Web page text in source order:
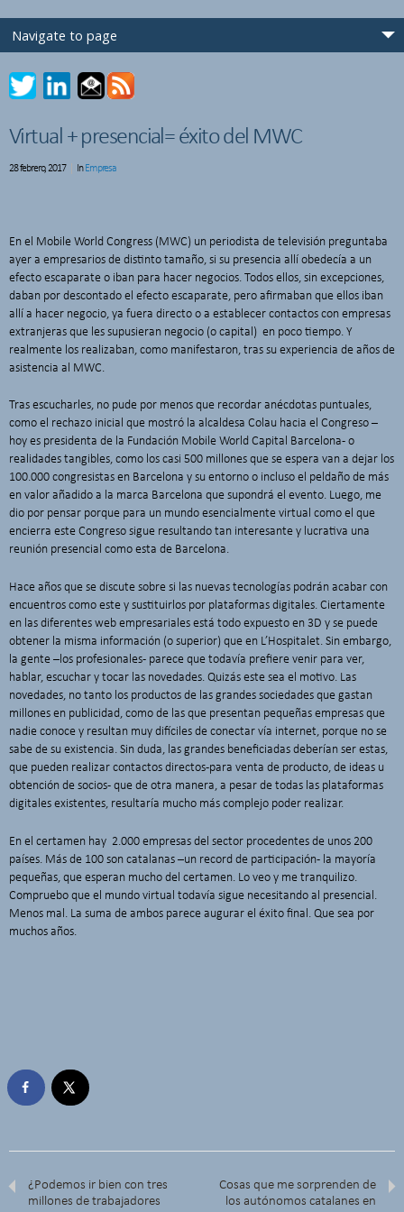
Virtual + presencial= éxito del MWC
28 febrero, 2017 In Empresa
En el Mobile World Congress (MWC) un periodista de televisión preguntaba
ayer a empresarios de distinto tamaño, si su presencia allí obedecía a un
efecto escaparate o iban para hacer negocios. Todos ellos, sin excepciones,
daban por descontado el efecto escaparate, pero afirmaban que ellos iban
allí a hacer negocio, ya fuera directo o a establecer contactos con empresas
extranjeras que les supusieran negocio (o capital) en poco tiempo. Y
realmente los realizaban, como manifestaron, tras su experiencia de años de
asistencia al MWC.
Tras escucharles, no pude por menos que recordar anécdotas puntuales,
como el rechazo inicial que mostró la alcaldesa Colau hacia el Congreso –
hoy es presidenta de la Fundación Mobile World Capital Barcelona- o
realidades tangibles, como los casi 500 millones que se espera van a dejar los
100.000 congresistas en Barcelona y su entorno o incluso el peldaño de más
en valor añadido a la marca Barcelona que supondrá el evento. Luego, me
dio por pensar porque para un mundo esencialmente virtual como el que
encierra este Congreso sigue resultando tan interesante y lucrativa una
reunión presencial como esta de Barcelona.
Hace años que se discute sobre si las nuevas tecnologías podrán acabar con
encuentros como este y sustituirlos por plataformas digitales. Ciertamente
en las diferentes web empresariales está todo expuesto en 3D y se puede
obtener la misma información (o superior) que en L’Hospitalet. Sin embargo,
la gente –los profesionales- parece que todavía prefiere venir para ver,
hablar, escuchar y tocar las novedades. Quizás este sea el motivo. Las
novedades, no tanto los productos de las grandes sociedades que gastan
millones en publicidad, como de las que presentan pequeñas empresas que
nadie conoce y resultan muy difíciles de conectar vía internet, porque no se
sabe de su existencia. Sin duda, las grandes beneficiadas deberían ser estas,
que pueden realizar contactos directos -para venta de producto, de ideas u
obtención de socios- que de otra manera, a pesar de todas las plataformas
digitales existentes, resultaría mucho más complejo poder realizar.
En el certamen hay 2.000 empresas del sector procedentes de unos 200
países. Más de 100 son catalanas –un record de participación- la mayoría
pequeñas, que esperan mucho del certamen. Lo veo y me tranquilizo.
Compruebo que el mundo virtual todavía sigue necesitando al presencial.
Menos mal. La suma de ambos parece augurar el éxito final. Que sea por
muchos años.
¿Podemos ir bien con tres
millones de trabajadores
Cosas que me sorprenden de
los autónomos catalanes en